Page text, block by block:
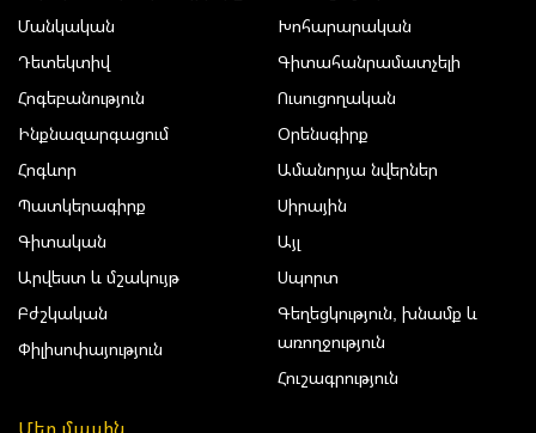
Մանկական
Դետեկտիվ
Հոգեբանություն
Ինքնազարգացում
Հոգևոր
Պատկերագիրք
Գիտական
Արվեստ և մշակույթ
Բժշկական
Փիլիսոփայություն
Խոհարարական
Գիտահանրամատչելի
Ուսուցողական
Օրենսգիրք
Ամանորյա նվերներ
Սիրային
Այլ
Սպորտ
Գեղեցկություն, խնամք և
առողջություն
Հուշագրություն